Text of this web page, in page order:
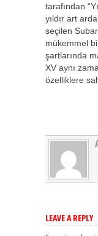
tarafından
yıldır art
seçilen
mükemmel
şartlarında
XV aynı
özelliklere
LEAVE A REPLY